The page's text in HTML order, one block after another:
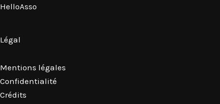
HelloAsso
Légal
Mentions légales
Confidentialité
Crédits